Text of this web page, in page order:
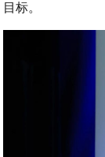
目标。